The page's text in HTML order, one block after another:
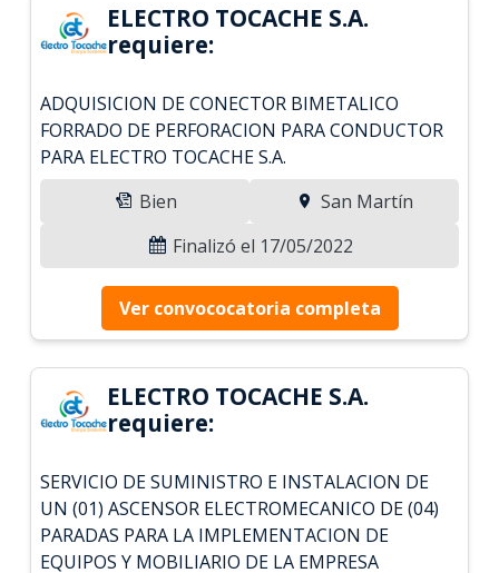
ELECTRO TOCACHE S.A.
requiere:
ADQUISICION DE CONECTOR BIMETALICO
FORRADO DE PERFORACION PARA CONDUCTOR
PARA ELECTRO TOCACHE S.A.
Bien
San Martín
Finalizó el 17/05/2022
Ver convococatoria completa
ELECTRO TOCACHE S.A.
requiere:
SERVICIO DE SUMINISTRO E INSTALACION DE
UN (01) ASCENSOR ELECTROMECANICO DE (04)
PARADAS PARA LA IMPLEMENTACION DE
EQUIPOS Y MOBILIARIO DE LA EMPRESA